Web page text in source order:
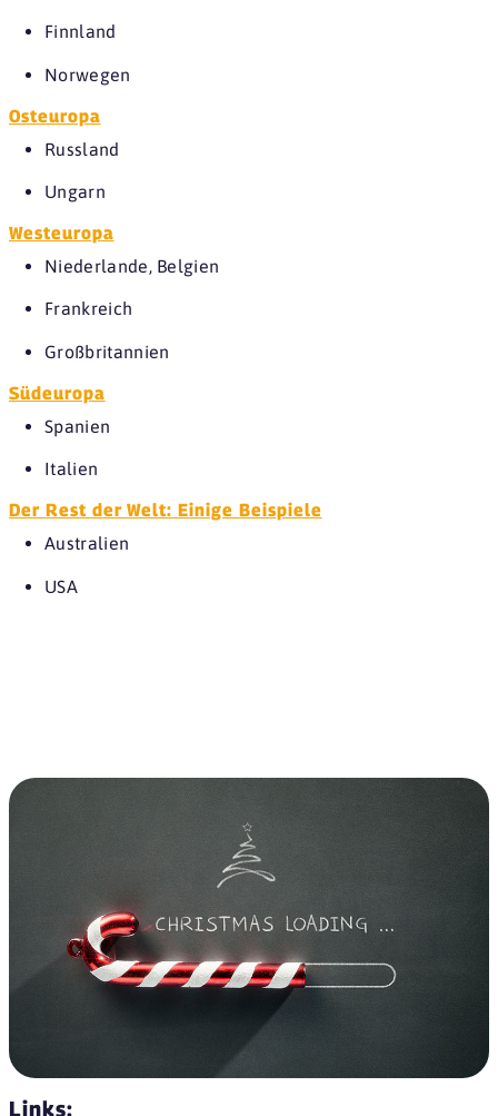
Finnland
Norwegen
Osteuropa
Russland
Ungarn
Westeuropa
Niederlande, Belgien
Frankreich
Großbritannien
Südeuropa
Spanien
Italien
Der Rest der Welt: Einige Beispiele
Australien
USA
Links: